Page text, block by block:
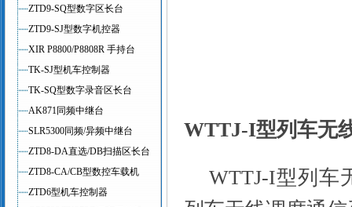
ZTD9-SQ型数字区长台
ZTD9-SJ型数字机控器
XIR P8800/P8808R 手持台
TK-SJ型机车控制器
TK-SQ型数字录音区长台
AK871同频中继台
SLR5300同频/异频中继台
ZTD8-DA直选/DB扫描区长台
ZTD8-CA/CB型数控车载机
ZTD6型机车控制器
WTTJ-I型列车无
WTTJ-I型列车